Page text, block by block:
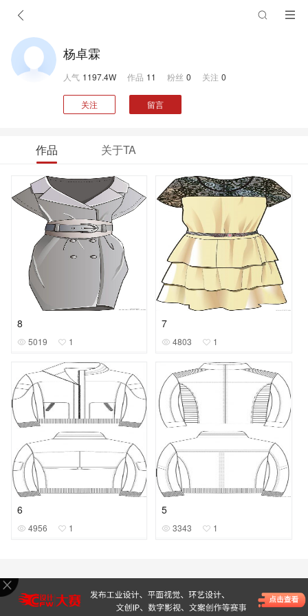
杨卓霖
人气 1197.4W 作品 11 粉丝 0 关注 0
关注 留言
作品 关于TA
8
5019 1
7
4803 1
6
4956 1
5
3343 1